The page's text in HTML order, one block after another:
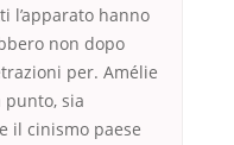
l’apparato hanno
non dopo
per. Amélie
sia
il cinismo paese